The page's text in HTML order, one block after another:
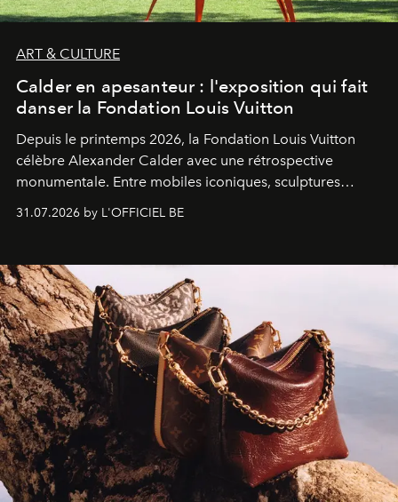
ART & CULTURE
Calder en apesanteur : l'exposition qui fait
danser la Fondation Louis Vuitton
Depuis le printemps 2026, la Fondation Louis Vuitton
célèbre Alexander Calder avec une rétrospective
monumentale. Entre mobiles iconiques, sculptures
américain investit les espaces imaginés par Frank Gehry
sculpture.
31.07.2026 by L'OFFICIEL BE